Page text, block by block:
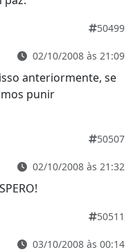
50499
02/10/2008 às 21:09
anteriormente, se
punir
50507
02/10/2008 às 21:32
50511
03/10/2008 às 00:14